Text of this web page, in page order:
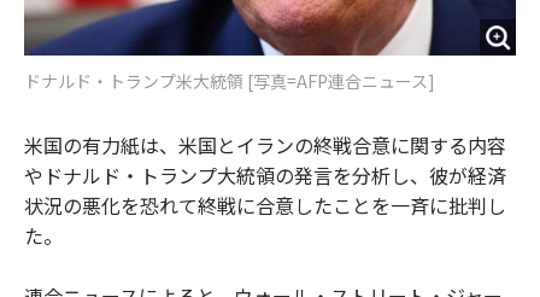
ドナルド・トランプ米大統領 [写真=AFP連合ニュース]
米国の有力紙は、米国とイランの終戦合意に関する内容
やドナルド・トランプ大統領の発言を分析し、彼が経済
状況の悪化を恐れて終戦に合意したことを一斉に批判し
た。